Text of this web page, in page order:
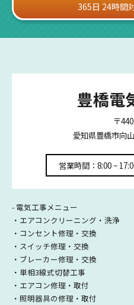
365日 24時間
豊橋電
〒
愛知県豊橋市向
営業時間：8:00 ~
- 電気工事メニュー
・エアコンクリーニング・洗浄
・コンセント修理・交換
・スイッチ修理・交換
・ブレーカー修理・交換
・単相3線式切替工事
・エアコン修理・取付
・照明器具の修理・取付